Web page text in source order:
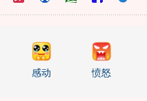
感动 愤怒